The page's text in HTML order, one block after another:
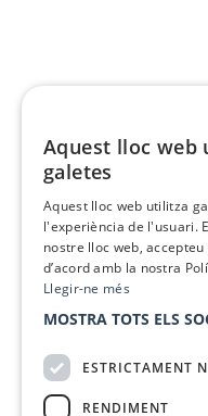
Aquest lloc web
galetes
Aquest lloc web utilitza
l'experiència de l'usuari.
nostre lloc web,
d’acord amb la nostra
Llegir-ne més
MOSTRA TOTS ELS
ESTRICTAMENT
RENDIMENT